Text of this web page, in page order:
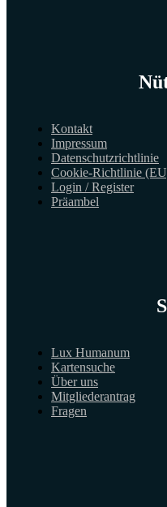
Kontakt
Impressum
Datenschutzrichtlinie
Cookie-Richtlinie
Login / Register
Präambel
Lux Humanum
Kartensuche
Über uns
Mitgliederantrag
Fragen